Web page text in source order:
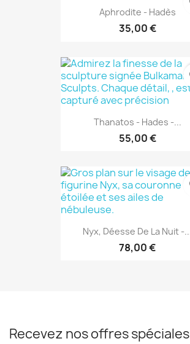
Aphrodite - Hadès
35,00 €
Thanatos - Hades -...
55,00 €
Nyx, Déesse De La Nuit -
78,00 €
Recevez nos offres spéciales